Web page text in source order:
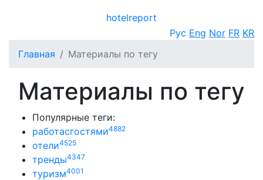
hotelreport
Рус Eng Nor FR KR
Главная
Материалы по тегу
Материалы по тегу
Популярные теги:
работасгостями4882
отели4525
тренды4347
туризм4001